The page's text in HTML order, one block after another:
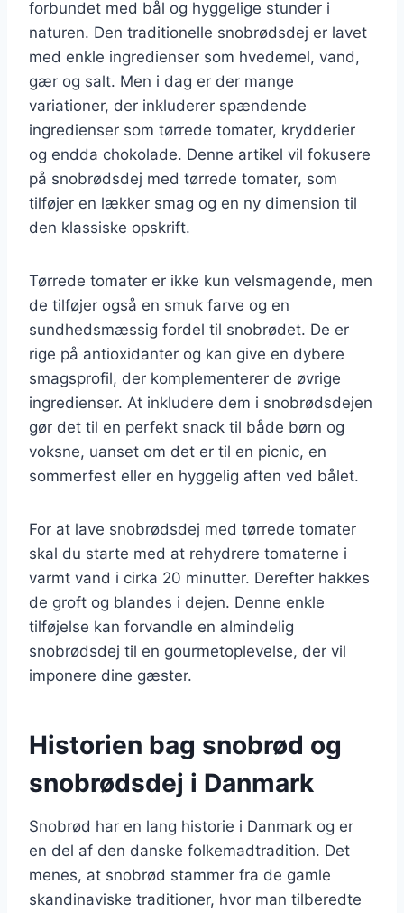
forbundet med bål og hyggelige stunder i
naturen. Den traditionelle snobrødsdej er lavet
med enkle ingredienser som hvedemel, vand,
gær og salt. Men i dag er der mange
variationer, der inkluderer spændende
ingredienser som tørrede tomater, krydderier
og endda chokolade. Denne artikel vil fokusere
på snobrødsdej med tørrede tomater, som
tilføjer en lækker smag og en ny dimension til
den klassiske opskrift.
Tørrede tomater er ikke kun velsmagende, men
de tilføjer også en smuk farve og en
sundhedsmæssig fordel til snobrødet. De er
rige på antioxidanter og kan give en dybere
smagsprofil, der komplementerer de øvrige
ingredienser. At inkludere dem i snobrødsdejen
gør det til en perfekt snack til både børn og
voksne, uanset om det er til en picnic, en
sommerfest eller en hyggelig aften ved bålet.
For at lave snobrødsdej med tørrede tomater
skal du starte med at rehydrere tomaterne i
varmt vand i cirka 20 minutter. Derefter hakkes
de groft og blandes i dejen. Denne enkle
tilføjelse kan forvandle en almindelig
snobrødsdej til en gourmetoplevelse, der vil
imponere dine gæster.
Historien bag snobrød og
snobrødsdej i Danmark
Snobrød har en lang historie i Danmark og er
en del af den danske folkemadtradition. Det
menes, at snobrød stammer fra de gamle
skandinaviske traditioner, hvor man tilberedte